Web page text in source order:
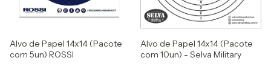
Alvo de Papel 14x14 (Pacote
com 5un) ROSSI
Alvo de Papel 14x14 (Pacote
com 10un) - Selva Military